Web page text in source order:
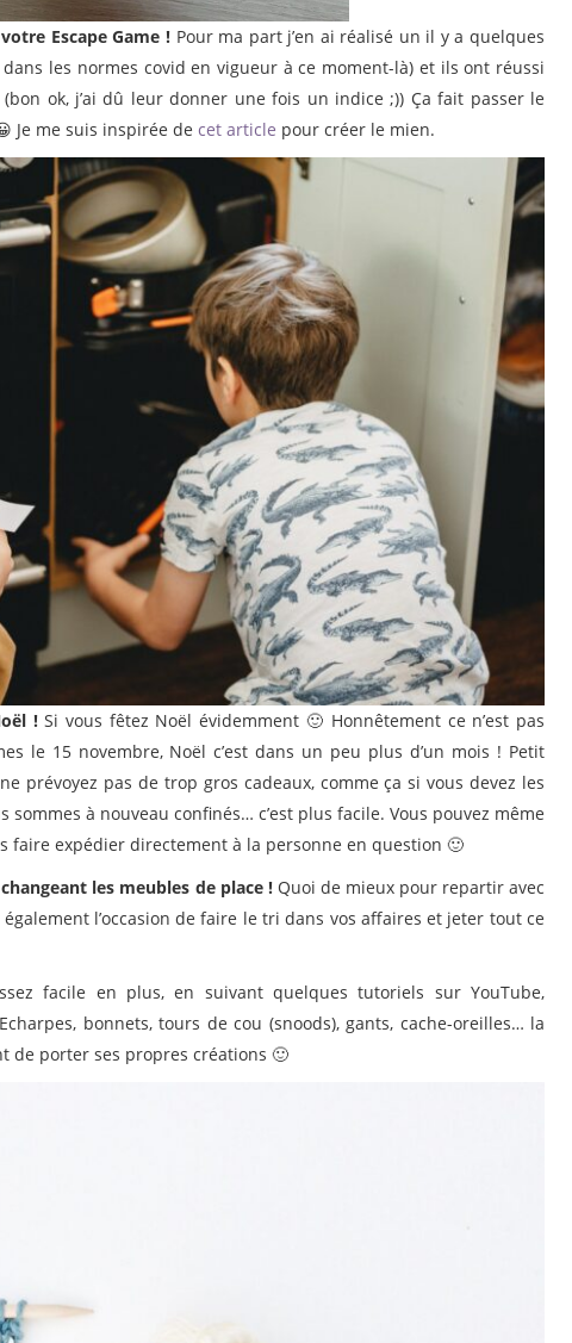
Escape Game !Pour ma part j’en ai réalisé un il y a quelques
les normes covid en vigueur à ce moment-là) et ils ont réussi
ok, j’ai dû leur donner une fois un indice ;)) Ça fait passer le
Je me suis inspirée de cet article pour créer le mien.
!Si vous fêtez Noël évidemment 🙂 Honnêtement ce n’est pas
le 15 novembre, Noël c’est dans un peu plus d’un mois ! Petit
prévoyez pas de trop gros cadeaux, comme ça si vous devez les
sommes à nouveau confinés… c’est plus facile. Vous pouvez même
faire expédier directement à la personne en question 🙂
les meubles de place ! Quoi de mieux pour repartir avec
l’occasion de faire le tri dans vos affaires et jeter tout ce
facile en plus, en suivant quelques tutoriels sur YouTube,
bonnets, tours de cou (snoods), gants, cache-oreilles… la
de porter ses propres créations 🙂